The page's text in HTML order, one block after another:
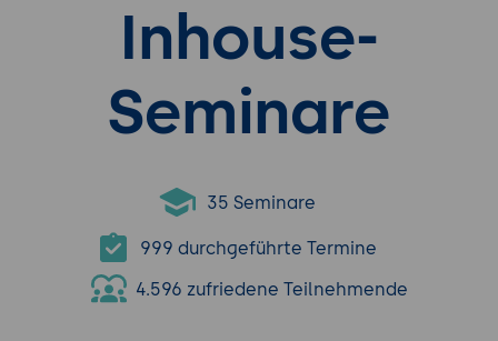
Inhouse-
Seminare
35 Seminare
999 durchgeführte Termine
4.596 zufriedene Teilnehmende